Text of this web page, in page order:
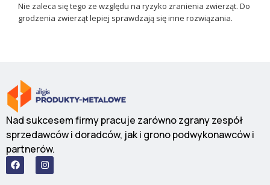
Nie zaleca się tego ze względu na ryzyko zranienia zwierząt. Do
grodzenia zwierząt lepiej sprawdzają się inne rozwiązania.
Nad sukcesem firmy pracuje zarówno zgrany zespół
sprzedawców i doradców, jak i grono podwykonawców i
partnerów.
F
a
c
I
n
s